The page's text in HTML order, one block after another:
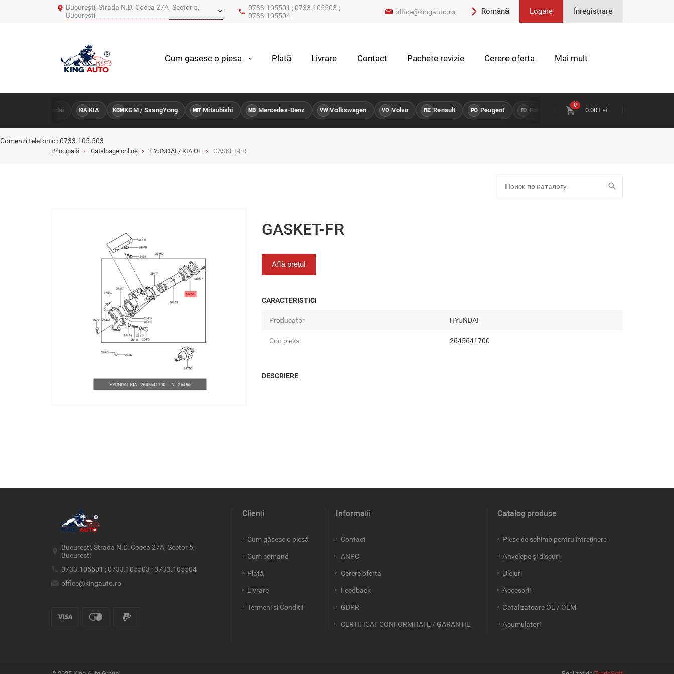
București, Strada N.D. Cocea 27A, Sector 5,
Bucuresti
0733.105501 ; 0733.105503 ;
0733.105504
office@kingauto.ro Română Logare Înregistrare
Cum gasesc o piesa Plată Livrare Contact Pachete revizie Cerere oferta Mai mult
Hyundai KIA KIA KGMKGM / SsangYong MIT Mitsubishi MB Mercedes-Benz VW Volkswagen VO Volvo RE Renault PG Peugeot FD Ford Opel LR Land Rover
0
0.00 Lei
Comenzi telefonic : 0733.105.503
Principală Cataloage online HYUNDAI / KIA OE GASKET-FR
GASKET-FR
Află prețul
CARACTERISTICI
Producator HYUNDAI
Cod piesa 2645641700
DESCRIERE
București, Strada N.D. Cocea 27A, Sector 5,
Bucuresti
0733.105501 ; 0733.105503 ; 0733.105504
office@kingauto.ro
Clienți
Cum găsesc o piesă
Cum comand
Plată
Livrare
Termeni si Conditii
Informații
Contact
ANPC
Cerere oferta
Feedback
GDPR
CERTIFICAT CONFORMITATE / GARANTIE
Catalog produse
Piese de schimb pentru întreținere
Anvelope și discuri
Uleiuri
Accesorii
Catalizatoare OE / OEM
Acumulatori